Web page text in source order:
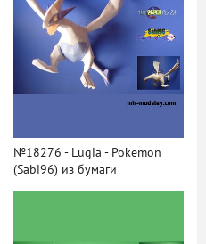
№18276 - Lugia - Pokemon
(Sabi96) из бумаги